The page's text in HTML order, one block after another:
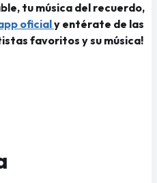
tu música del recuerdo,
oficialy entérate de las
favoritos y su música!